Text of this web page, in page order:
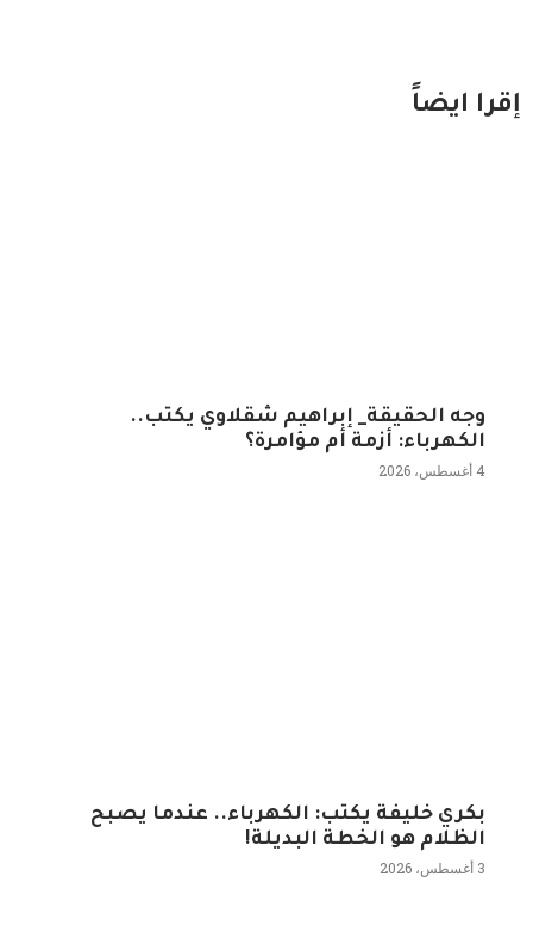
إقرا ايضاً
وجه الحقيقة_ إبراهيم شقلاوي يكتب..
الكهرباء: أزمة أم مؤامرة؟
4 أغسطس، 2026
بكري خليفة يكتب: الكهرباء.. عندما يصبح
الظلام هو الخطة البديلة!
3 أغسطس، 2026